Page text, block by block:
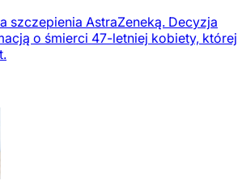
szczepienia AstraZeneką. Decyzja
o śmierci 47-letniej kobiety, której